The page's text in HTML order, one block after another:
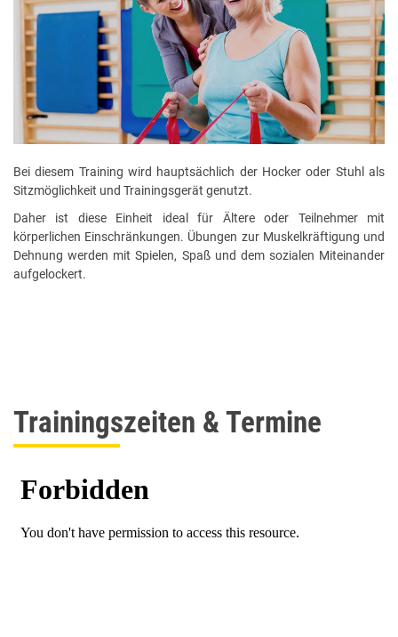
Bei diesem Training wird hauptsächlich der Hocker oder Stuhl als
Sitzmöglichkeit und Trainingsgerät genutzt.
Daher ist diese Einheit ideal für Ältere oder Teilnehmer mit
körperlichen Einschränkungen. Übungen zur Muskelkräftigung und
Dehnung werden mit Spielen, Spaß und dem sozialen Miteinander
aufgelockert.
Trainingszeiten & Termine